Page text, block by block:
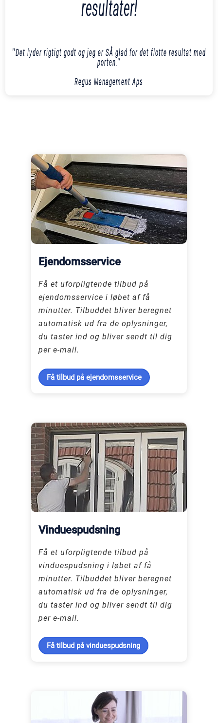
resultater!
''Det lyder rigtigt godt og jeg er SÅ glad for det flotte resultat med
porten.''
Regus Management Aps
Ejendomsservice
Få et uforpligtende tilbud på
ejendomsservice i løbet af få
minutter. Tilbuddet bliver beregnet
automatisk ud fra de oplysninger,
du taster ind og bliver sendt til dig
per e-mail.
Få tilbud på ejendomsservice
Vinduespudsning
Få et uforpligtende tilbud på
vinduespudsning i løbet af få
minutter. Tilbuddet bliver beregnet
automatisk ud fra de oplysninger,
du taster ind og bliver sendt til dig
per e-mail.
Få tilbud på vinduespudsning